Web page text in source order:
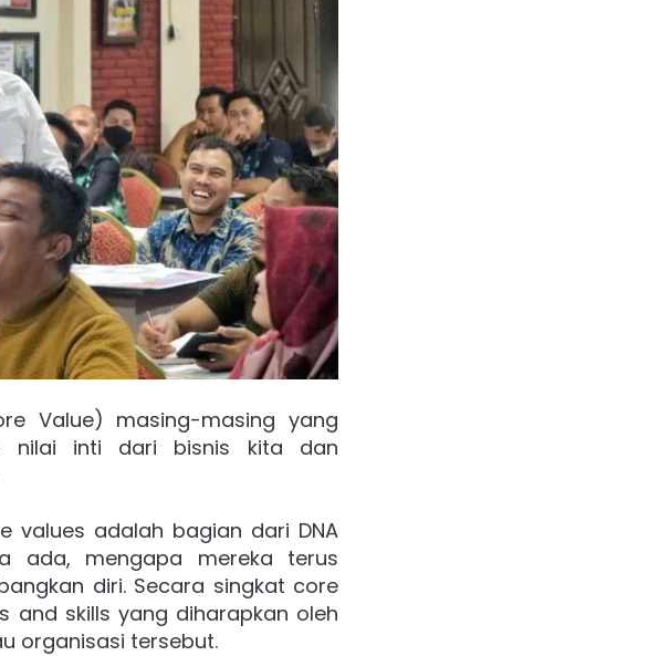
Value) masing-masing yang
nilai inti dari bisnis kita dan
values adalah bagian dari DNA
ada, mengapa mereka terus
diri. Secara singkat core
and skills yang diharapkan oleh
organisasi tersebut.